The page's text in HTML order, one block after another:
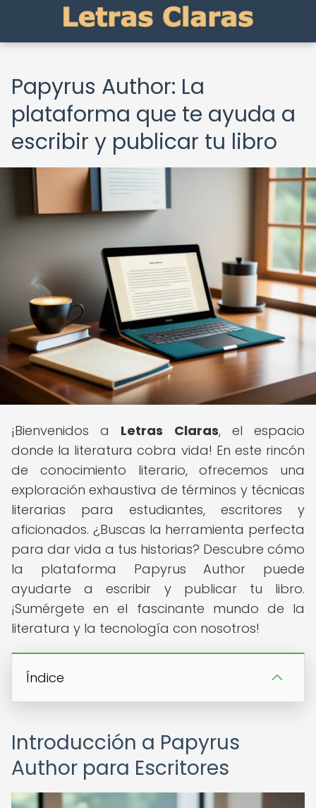
Papyrus Author: La
plataforma que te ayuda a
escribir y publicar tu libro
¡Bienvenidos a Letras Claras, el espacio
donde la literatura cobra vida! En este rincón
de conocimiento literario, ofrecemos una
exploración exhaustiva de términos y técnicas
literarias para estudiantes, escritores y
aficionados. ¿Buscas la herramienta perfecta
para dar vida a tus historias? Descubre cómo
la plataforma Papyrus Author puede
ayudarte a escribir y publicar tu libro.
¡Sumérgete en el fascinante mundo de la
literatura y la tecnología con nosotros!
Índice
Introducción a Papyrus
Author para Escritores